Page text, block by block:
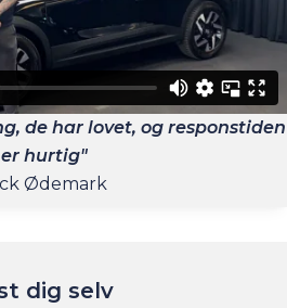
de har lovet, og responstiden
er hurtig"
Ødemark
dig selv